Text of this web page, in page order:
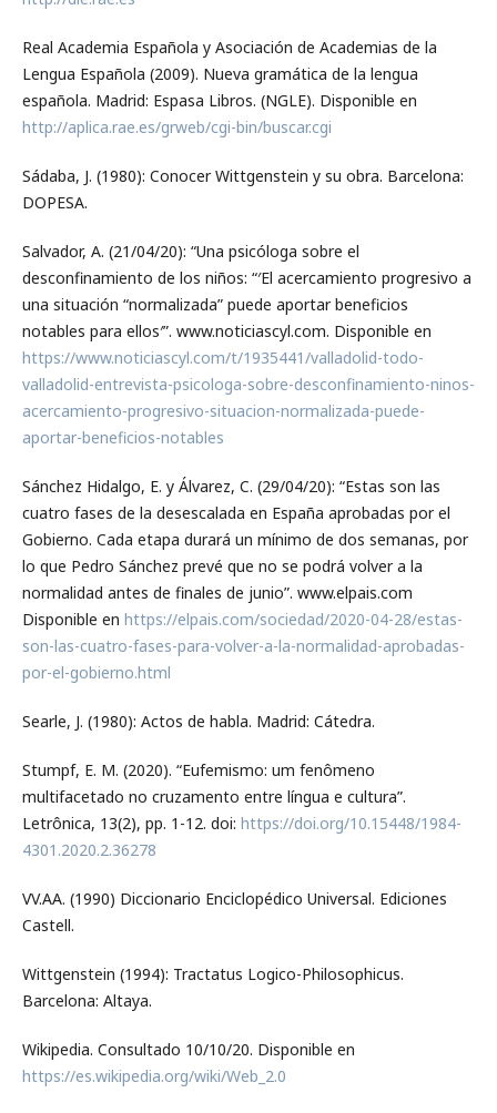
Real Academia Española y Asociación de Academias de la
Lengua Española (2009). Nueva gramática de la lengua
española. Madrid: Espasa Libros. (NGLE). Disponible en
http://aplica.rae.es/grweb/cgi-bin/buscar.cgi
Sádaba, J. (1980): Conocer Wittgenstein y su obra. Barcelona:
DOPESA.
Salvador, A. (21/04/20): “Una psicóloga sobre el
desconfinamiento de los niños: “′El acercamiento progresivo a
una situación “normalizada” puede aportar beneficios
notables para ellos′”. www.noticiascyl.com. Disponible en
https://www.noticiascyl.com/t/1935441/valladolid-todo-
valladolid-entrevista-psicologa-sobre-desconfinamiento-ninos-
acercamiento-progresivo-situacion-normalizada-puede-
aportar-beneficios-notables
Sánchez Hidalgo, E. y Álvarez, C. (29/04/20): “Estas son las
cuatro fases de la desescalada en España aprobadas por el
Gobierno. Cada etapa durará un mínimo de dos semanas, por
lo que Pedro Sánchez prevé que no se podrá volver a la
normalidad antes de finales de junio”. www.elpais.com
Disponible en https://elpais.com/sociedad/2020-04-28/estas-
son-las-cuatro-fases-para-volver-a-la-normalidad-aprobadas-
por-el-gobierno.html
Searle, J. (1980): Actos de habla. Madrid: Cátedra.
Stumpf, E. M. (2020). “Eufemismo: um fenômeno
multifacetado no cruzamento entre língua e cultura”.
Letrônica, 13(2), pp. 1-12. doi: https://doi.org/10.15448/1984-
4301.2020.2.36278
VV.AA. (1990) Diccionario Enciclopédico Universal. Ediciones
Castell.
Wittgenstein (1994): Tractatus Logico-Philosophicus.
Barcelona: Altaya.
Wikipedia. Consultado 10/10/20. Disponible en
https://es.wikipedia.org/wiki/Web_2.0